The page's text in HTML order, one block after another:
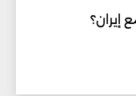
إيران؟